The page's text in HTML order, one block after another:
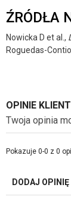
ŹRÓDŁA
Nowicka D et al.,
Roguedas-
OPINIE
Twoja opinia
Pokazuje 0-0 z 0
DODAJ OPINIĘ